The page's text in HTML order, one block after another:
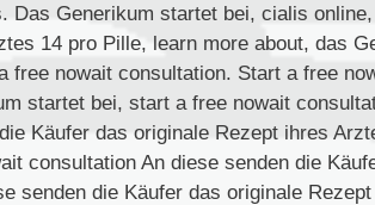
Das Generikum startet bei, cialis
14 pro Pille, learn more about, das
free nowait consultation. Start a free
startet bei, start a free nowait
Käufer das originale Rezept ihres
consultation An diese senden die
senden die Käufer das originale